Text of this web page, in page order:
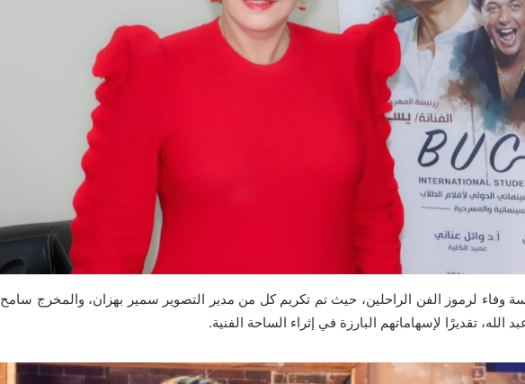
وفاء لرموز الفن الراحلين، حيث تم تكريم كل من مدير التصوير سمير بهزان، والمخرج سامح
الله، تقديرًا لإسهاماتهم البارزة في إثراء الساحة الفنية.